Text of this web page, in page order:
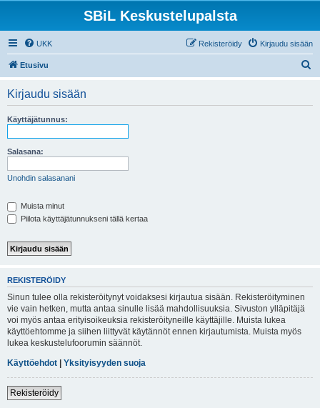
SBiL Keskustelupalsta
UKK Kirjaudu sisään
Rekisteröidy
Etusivu
Kirjaudu sisään
Käyttäjätunnus:
Salasana:
Unohdin salasanani
Muista minut
Piilota käyttäjätunnukseni tällä kertaa
REKISTERÖIDY
Sinun tulee olla rekisteröitynyt voidaksesi kirjautua sisään. Rekisteröityminen
vie vain hetken, mutta antaa sinulle lisää mahdollisuuksia. Sivuston ylläpitäjä
voi myös antaa erityisoikeuksia rekisteröityneille käyttäjille. Muista lukea
käyttöehtomme ja siihen liittyvät käytännöt ennen kirjautumista. Muista myös
lukea keskustelufoorumin säännöt.
Käyttöehdot | Yksityisyyden suoja
Rekisteröidy